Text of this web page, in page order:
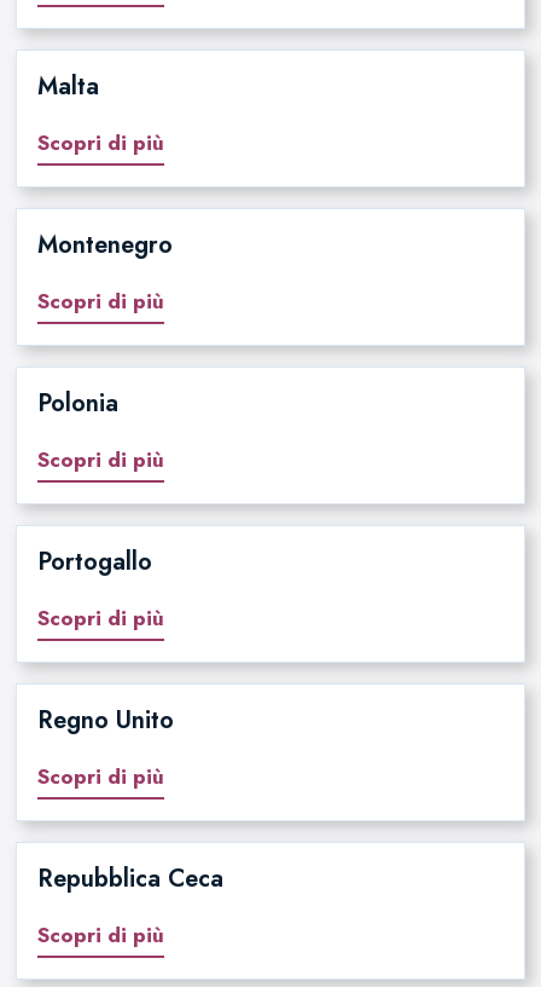
Malta
Scopri di più
Montenegro
Scopri di più
Polonia
Scopri di più
Portogallo
Scopri di più
Regno Unito
Scopri di più
Repubblica Ceca
Scopri di più